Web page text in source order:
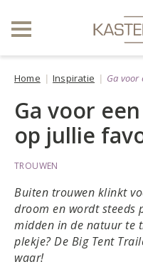
Home Inspiratie Ga voor
Ga voor
op jullie
TROUWEN
Buiten trouwen klinkt
droom en wordt steeds
midden in de natuur te
plekje? De Big Tent
waar!